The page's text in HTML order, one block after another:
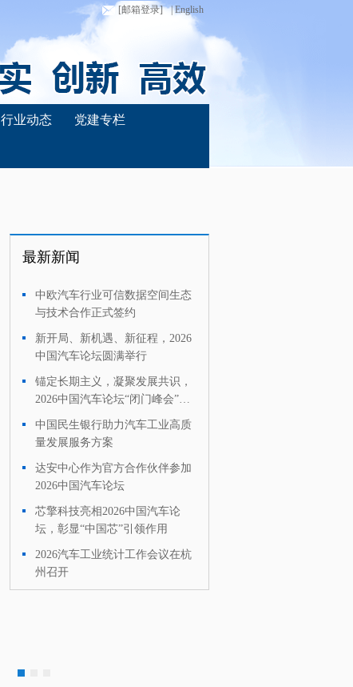
[邮箱登录] | English
行业动态 党建专栏
最新新闻
中欧汽车行业可信数据空间生态
与技术合作正式签约
新开局、新机遇、新征程，2026
中国汽车论坛圆满举行
锚定长期主义，凝聚发展共识，
2026中国汽车论坛“闭门峰会”在
上海成功召开
中国民生银行助力汽车工业高质
量发展服务方案
达安中心作为官方合作伙伴参加
2026中国汽车论坛
芯擎科技亮相2026中国汽车论
坛，彰显“中国芯”引领作用
2026汽车工业统计工作会议在杭
州召开